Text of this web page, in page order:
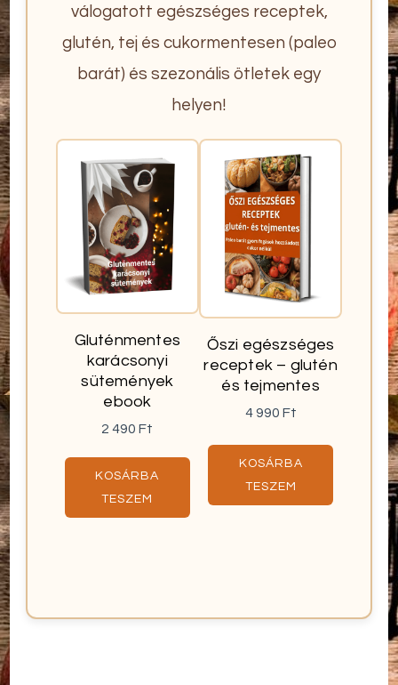
válogatott egészséges receptek,
glutén, tej és cukormentesen (paleo
barát) és szezonális ötletek egy
helyen!
Gluténmentes
karácsonyi
sütemények
ebook
2 490Ft
KOSÁRBA
TESZEM
Őszi egészséges
receptek – glutén
és tejmentes
4 990 Ft
KOSÁRBA
TESZEM